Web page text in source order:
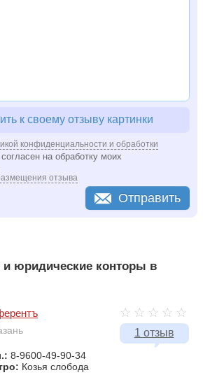
к своему отзыву картинки
конфиденциальности и обработки
согласен на обработку моих
отзыва
Отправить
юридические конторы в
1 отзыв
8-9600-49-90-34
Козья слобода